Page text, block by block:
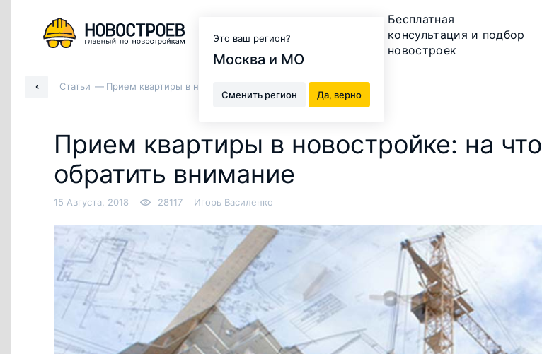
Это ваш регион?
Москва и МО
Сменить регион Да, верно
Бесплатная
консультация и подбор
новостроек
Статьи Прием квартиры в новостройке: на что обратить внимание
Прием квартиры в новостройке: на что
обратить внимание
15 Августа, 2018 28117 Игорь Василенко